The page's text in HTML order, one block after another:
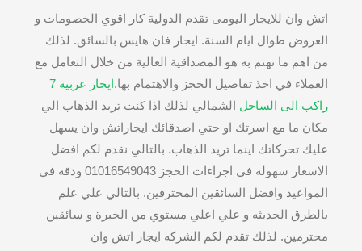
اتش وان للايجار اليومى تقدم الدولية كار اقوي الخصومات و
العروض طوال ايام السنة. ايجار فان هايس بالسائق. لذلك
من اهم ما نهتم به هو المصداقية العالية من خلال التعامل مع
العملاء في اخذ تفاصيل الحجز والاهتمام بها.
ايجار عربية 7
راكب الى الساحل الشمالي لذلك اذا كنت تريد الذهاب الي
مكان ما مع اسرتك او حتي اصدقائك ايجاراتش وان يسهل
عليك تحركاتك اينما تريد الذهاب. بالتالي نقدم لكم افضل
الاسعار سهوله في اجراءات الحجز 01016549043 ودقه في
المواعيد وافضل السائقين المحترفين. بالتالي علي علم
بالطرق الحديثه و علي اعلي مستوي من الخبرة و سائقين
محترمين. لذلك تقدم لكم الشركه ايجار اتش وان